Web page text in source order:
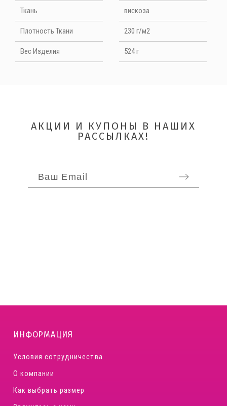
Ткань вискоза
Плотность Ткани 230 г/м2
Вес Изделия 524 г
АКЦИИ И КУПОНЫ В НАШИХ
РАССЫЛКАХ!
ИНФОРМАЦИЯ
Условия сотрудничества
О компании
Как выбрать размер